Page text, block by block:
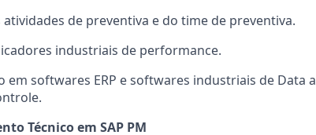
atividades de preventiva e do time de preventiva.
industriais de performance.
em softwares ERP e softwares industriais de Data
Técnico em SAP PM